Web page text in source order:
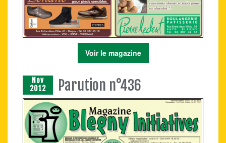
Voir le magazine
Nov
2012
Parution n°436